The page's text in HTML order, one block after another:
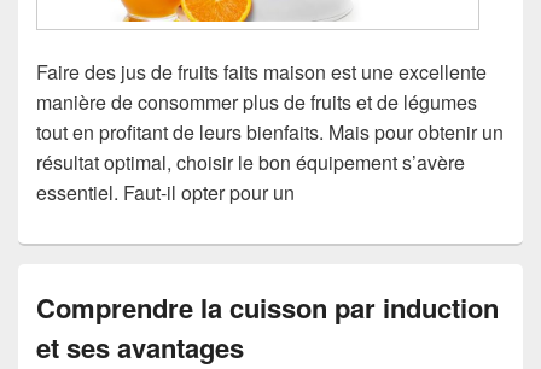
Faire des jus de fruits faits maison est une excellente
manière de consommer plus de fruits et de légumes
tout en profitant de leurs bienfaits. Mais pour obtenir un
résultat optimal, choisir le bon équipement s’avère
essentiel. Faut-il opter pour un
Comprendre la cuisson par induction
et ses avantages